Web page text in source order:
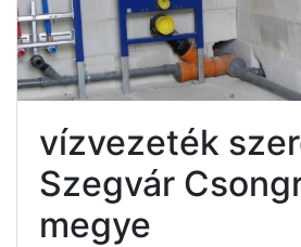
vízvezeték
Szegvár
megye